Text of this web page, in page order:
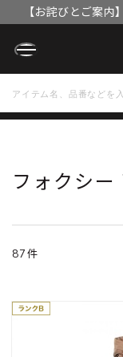
【お詫びとご案
OFFク
フォクシー
87件